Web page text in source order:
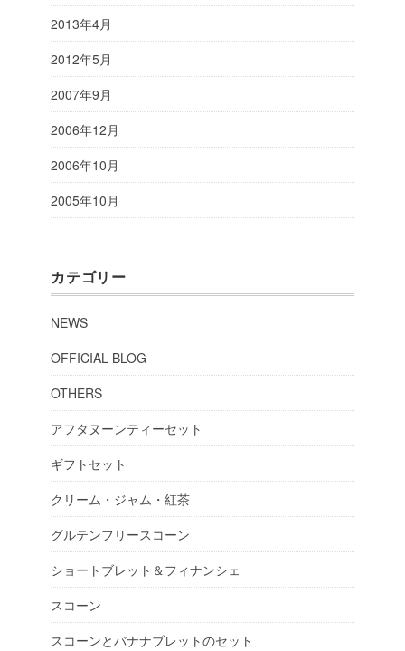
2013年4月
2012年5月
2007年9月
2006年12月
2006年10月
2005年10月
カテゴリー
NEWS
OFFICIAL BLOG
OTHERS
アフタヌーンティーセット
ギフトセット
クリーム・ジャム・紅茶
グルテンフリースコーン
ショートブレット＆フィナンシェ
スコーン
スコーンとバナナブレットのセット